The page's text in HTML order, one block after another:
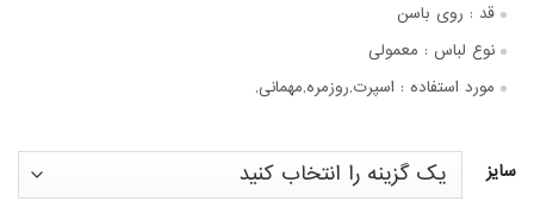
قد : روی باسن
نوع لباس : معمولی
مورد استفاده : اسپرت,روزمره,مهمانی,
سایز